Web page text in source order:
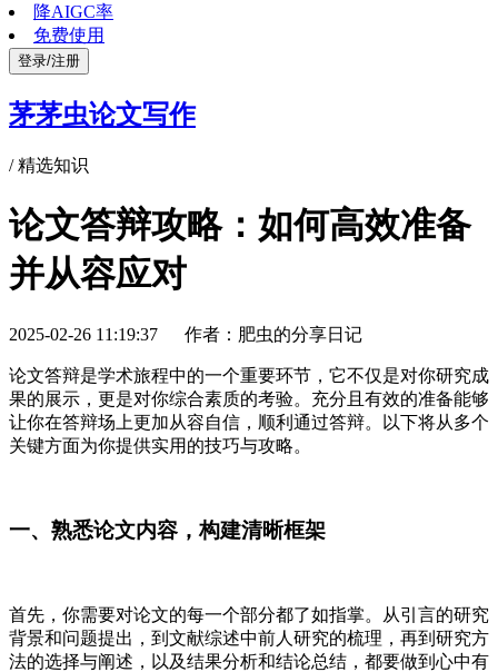
降AIGC率
免费使用
登录/注册
茅茅虫论文写作
/精选知识
论文答辩攻略：如何高效准备
并从容应对
2025-02-26 11:19:37 作者：肥虫的分享日记
论文答辩是学术旅程中的一个重要环节，它不仅是对你研究成
果的展示，更是对你综合素质的考验。充分且有效的准备能够
让你在答辩场上更加从容自信，顺利通过答辩。以下将从多个
关键方面为你提供实用的技巧与攻略。
一、熟悉论文内容，构建清晰框架
首先，你需要对论文的每一个部分都了如指掌。从引言的研究
背景和问题提出，到文献综述中前人研究的梳理，再到研究方
法的选择与阐述，以及结果分析和结论总结，都要做到心中有